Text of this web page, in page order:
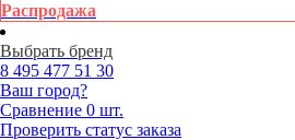
Распродажа
Выбрать бренд
8 495 477 51 30
Ваш город?
Сравнение 0 шт.
Проверить статус заказа